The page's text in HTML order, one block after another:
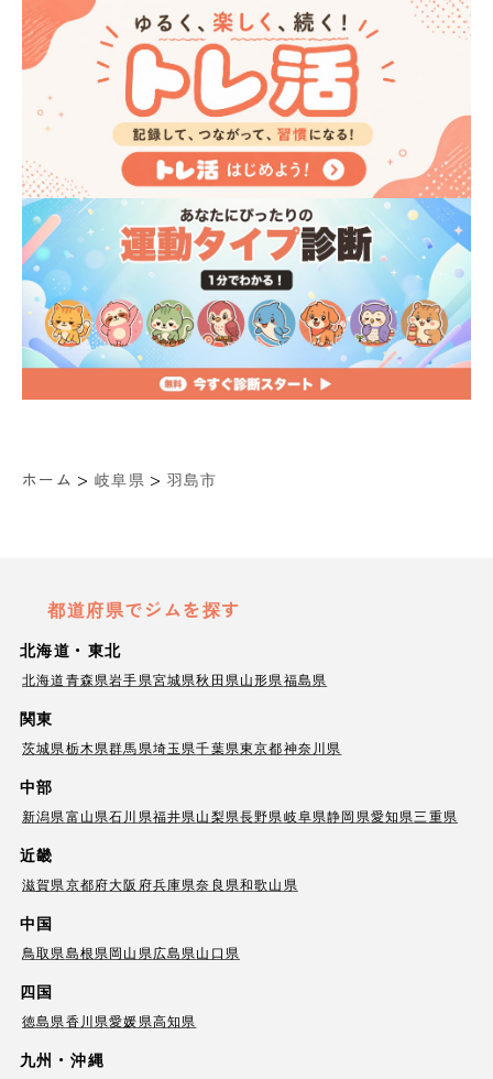
ホーム > 岐阜県 > 羽島市
都道府県でジムを探す
北海道・東北
北海道青森県岩手県宮城県秋田県山形県福島県
関東
茨城県栃木県群馬県埼玉県千葉県東京都神奈川県
中部
新潟県富山県石川県福井県山梨県長野県岐阜県静岡県愛知県三重県
近畿
滋賀県京都府大阪府兵庫県奈良県和歌山県
中国
鳥取県島根県岡山県広島県山口県
四国
徳島県香川県愛媛県高知県
九州・沖縄